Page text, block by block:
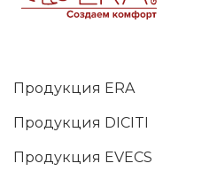
Продукция ERA
Продукция DICITI
Продукция EVECS